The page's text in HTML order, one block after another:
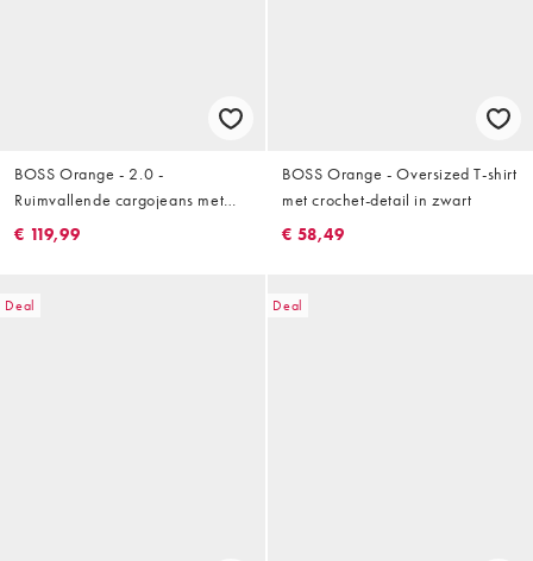
BOSS Orange - 2.0 -
Ruimvallende cargojeans met
ballonpijpen in lichtblauw
€ 119,99
BOSS Orange - Oversized T-shirt
met crochet-detail in zwart
€ 58,49
Deal Deal